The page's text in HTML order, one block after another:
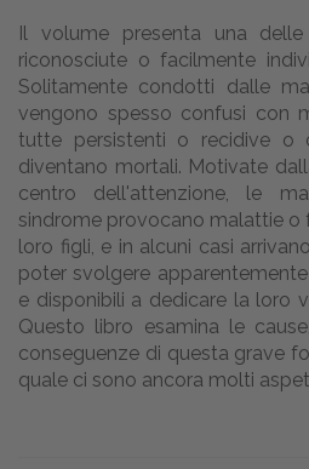
Il volume presenta una
riconosciute o facilmente
Solitamente condotti dalle
vengono spesso confusi con
tutte persistenti o recidive o
diventano mortali. Motivate
centro dell'attenzione, le
sindrome provocano malattie o
loro figli, e in alcuni casi
poter svolgere
e disponibili a dedicare la loro
Questo libro esamina le
conseguenze di questa grave
quale ci sono ancora molti